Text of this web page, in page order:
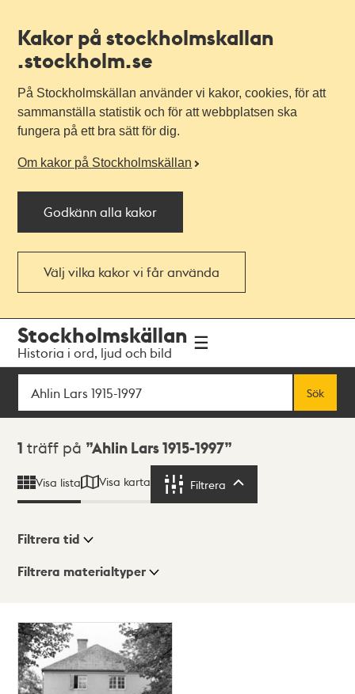
Kakor på stockholmskallan
.stockholm.se
På Stockholmskällan använder vi kakor, cookies, för att
sammanställa statistik och för att webbplatsen ska
fungera på ett bra sätt för dig.
Om kakor på Stockholmskällan
Godkänn alla kakor
Välj vilka kakor vi får använda
navigationen
huvudinnehållet
Stockholmskällan
Historia i ord, ljud och bild
Sök
Sök
Sökresultat
1 träff på Ahlin Lars 1915-1997
Visa lista Visa karta Filtrera
Visningsläge
Lista
Karta
Filtrera tid
Filtrera materialtyper
träffar